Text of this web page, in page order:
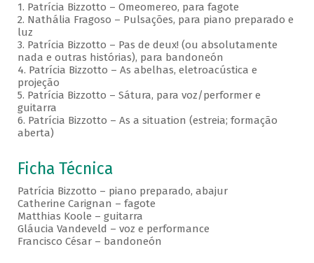
1. Patrícia Bizzotto – Omeomereo, para fagote
2. Nathália Fragoso – Pulsações, para piano preparado e
luz
3. Patrícia Bizzotto – Pas de deux! (ou absolutamente
nada e outras histórias), para bandoneón
4. Patrícia Bizzotto – As abelhas, eletroacústica e
projeção
5. Patrícia Bizzotto – Sátura, para voz/performer e
guitarra
6. Patrícia Bizzotto – As a situation (estreia; formação
aberta)
Ficha Técnica
Patrícia Bizzotto – piano preparado, abajur
Catherine Carignan – fagote
Matthias Koole – guitarra
Gláucia Vandeveld – voz e performance
Francisco César – bandoneón